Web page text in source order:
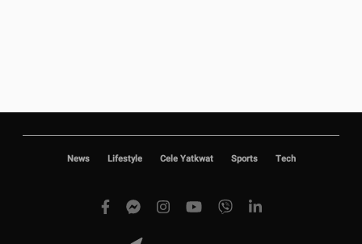
News Lifestyle Cele Yatkwat Sports Tech